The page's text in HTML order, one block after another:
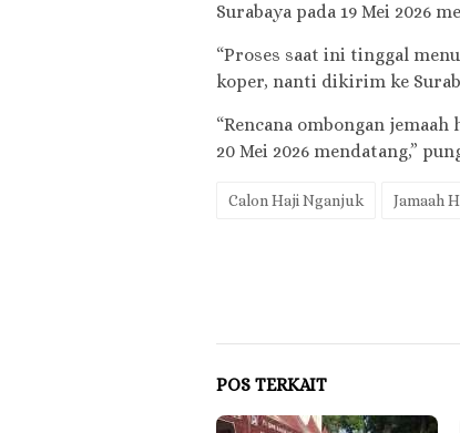
Surabaya pada 19 Mei 2026
“Proses saat ini tinggal
koper, nanti dikirim ke
“Rencana ombongan
20 Mei 2026 mendatang,”
Calon Haji Nganjuk Jamaah
POS TERKAIT